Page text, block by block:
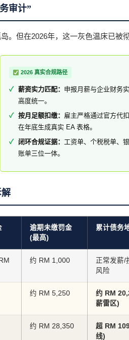
审计”
。但在2026年，这一灰色温床已被彻
2026 真实合规路径
薪资实力匹配： 申报月薪与企业财务
高度统一。
按月足额扣缴： 雇主严格通过官方代
在年底生成真实 EA 表格。
闭环合规证据： 工资单、个税税单、
账单三位一体。
逾期未缴罚金
(最高)
累计债务
约 RM 1,000
正常发薪/
风险
约 RM 5,250
约 RM
薪雷区)
约 RM 28,350
超 RM
线)